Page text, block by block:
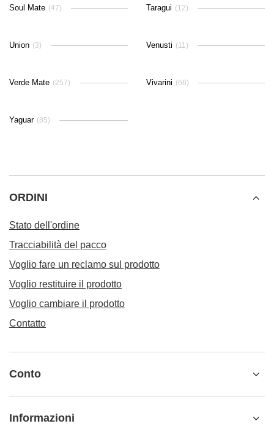
Soul Mate (47) Taragui (12)
Union (3) Venusti (11)
Verde Mate (257) Vivarini (66)
Yaguar (85)
ORDINI
Stato dell'ordine
Tracciabilità del pacco
Voglio fare un reclamo sul prodotto
Voglio restituire il prodotto
Voglio cambiare il prodotto
Contatto
Conto
Informazioni